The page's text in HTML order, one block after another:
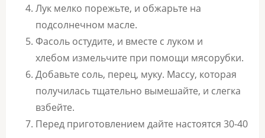
Лук мелко порежьте, и обжарьте на
подсолнечном масле.
Фасоль остудите, и вместе с луком и
хлебом измельчите при помощи мясорубки.
Добавьте соль, перец, муку. Массу, которая
получилась тщательно вымешайте, и слегка
взбейте.
Перед приготовлением дайте настоятся 30-40